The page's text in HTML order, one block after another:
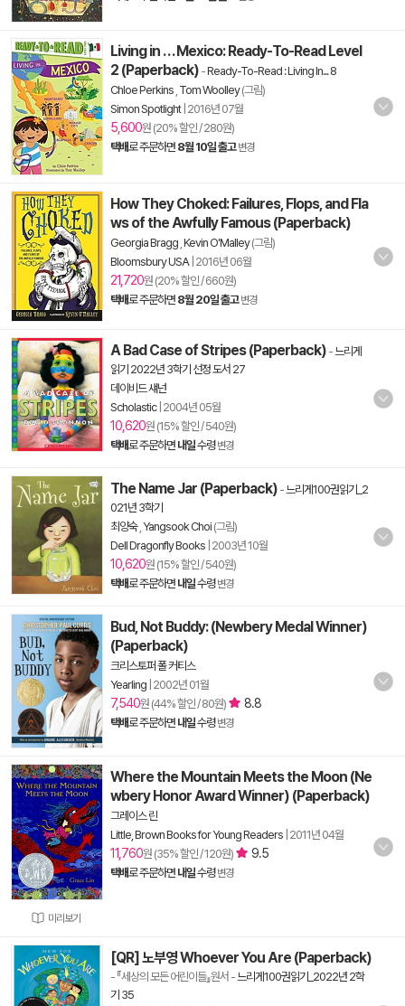
Living in . . . Mexico: Ready-To-Read Level
2 (Paperback) -Ready-To-Read : Living In... 8
Chloe Perkins Tom Woolley(그림)
Simon Spotlight| 2016년 07월
5,600원 (20% 할인 / 280원)
택배로 주문하면 8월 10일 출고 변경
How They Choked: Failures, Flops, and Fla
ws of the Awfully Famous (Paperback)
Georgia Bragg Kevin O'Malley(그림)
Bloomsbury USA| 2016년 06월
21,720원 (20% 할인 / 660원)
택배로 주문하면 8월 20일 출고 변경
A Bad Case of Stripes (Paperback) -느리게
읽기 2022년 3학기 선정 도서 27
데이비드 섀넌
Scholastic| 2004년 05월
10,620원 (15% 할인 / 540원)
택배로 주문하면 내일수령 변경
The Name Jar (Paperback) -느리게100권읽기_2
021년 3학기
최양숙, Yangsook Choi (그림)
Dell Dragonfly Books 2003년 10월
10,620원 (15% 할인 / 540원)
택배로 주문하면 내일수령 변경
Bud, Not Buddy: (Newbery Medal Winner)
(Paperback)
크리스토퍼 폴 커티스
Yearling 2002년 01월
7,540원 (44% 할인 / 80원) 8.8
택배로 주문하면 내일수령 변경
미리보기
Where the Mountain Meets the Moon (Ne
wbery Honor Award Winner) (Paperback)
그레이스 린
Little, Brown Books for Young Readers 2011년 04월
11,760원 (35% 할인 / 120원) 9.5
택배로 주문하면 내일수령 변경
[QR] 노부영 Whoever You Are (Paperback)
- 『세상의 모든 어린이들』원서 -느리게100권읽기_2022년 2학
기 35